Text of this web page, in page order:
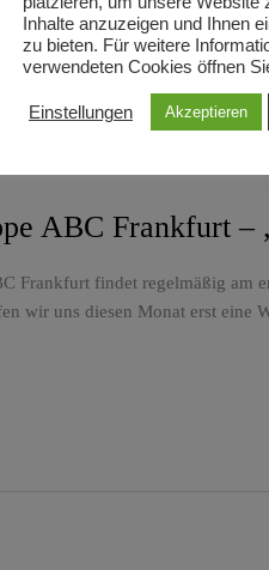
ABC Frankfurt –
Frankfurt findet regelmäßig am
wir uns diesen Monat erst eine
Inhalte anzuzeigen und Ihnen
zu bieten. Für weitere
verwendeten Cookies öffnen
Einstellungen Akzeptieren